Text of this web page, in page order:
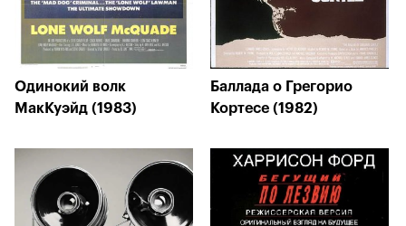
Одинокий волк
МакКуэйд (1983)
Баллада о Грегорио
Кортесе (1982)